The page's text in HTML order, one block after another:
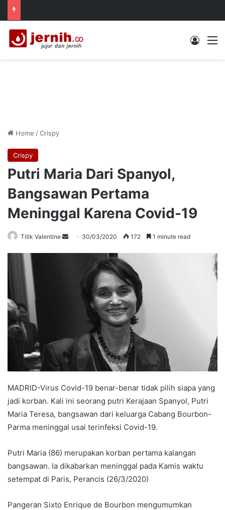
Log In
Home /Crispy
Crispy
Putri Maria Dari Spanyol,
Bangsawan Pertama
Meninggal Karena Covid-19
Titik Valentine
Send 30/03/2020 172 1 minute read
MADRID-Virus Covid-19 benar-benar tidak pilih siapa yang
jadi korban. Kali ini seorang putri Kerajaan Spanyol, Putri
Maria Teresa, bangsawan dari keluarga Cabang Bourbon-
Parma meninggal usai terinfeksi Covid-19.
Putri Maria (86) merupakan korban pertama kalangan
bangsawan. Ia dikabarkan meninggal pada Kamis waktu
setempat di Paris, Perancis (26/3/2020)
Pangeran Sixto Enrique de Bourbon mengumumkan